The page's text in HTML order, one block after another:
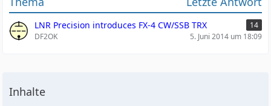
LNR Precision introduces FX-4 CW/SSB TRX
14
DF2OK
5. Juni 2014 um 18:09
Inhalte